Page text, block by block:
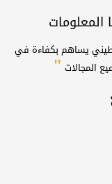
المعلومات
يساهم بكفاءة في
المجالات"